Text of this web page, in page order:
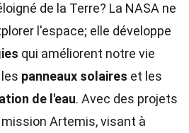
de la Terre? La NASA ne
l'espace; elle développe
qui améliorent notre vie
panneaux solaires et les
de l'eau. Avec des projets
Artemis, visant à